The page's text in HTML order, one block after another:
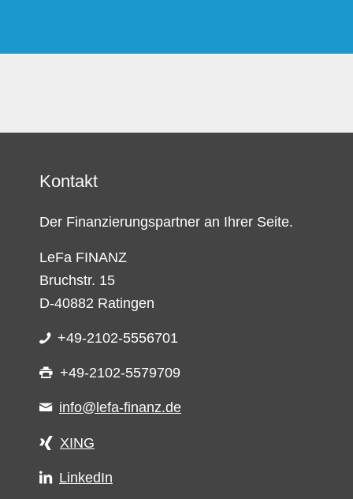
Kontakt
Der Finanzierungspartner an Ihrer Seite.
LeFa FINANZ
Bruchstr. 15
D-40882 Ratingen
+49-2102-5556701
+49-2102-5579709
info@lefa-finanz.de
XING
LinkedIn